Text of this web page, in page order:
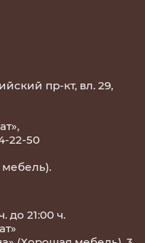
пр-кт, вл. 29,
22-50
до 21:00 ч.